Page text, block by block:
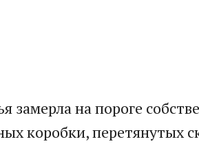
замерла на пороге
коробки, перетянутых